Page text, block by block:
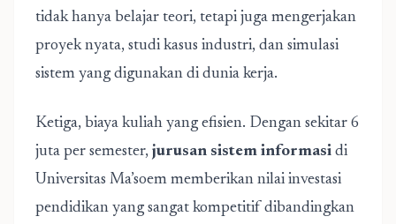
tidak hanya belajar teori, tetapi juga mengerjakan
proyek nyata, studi kasus industri, dan simulasi
sistem yang digunakan di dunia kerja.
Ketiga, biaya kuliah yang efisien. Dengan sekitar 6
juta per semester, jurusan sistem informasi di
Universitas Ma’soem memberikan nilai investasi
pendidikan yang sangat kompetitif dibandingkan